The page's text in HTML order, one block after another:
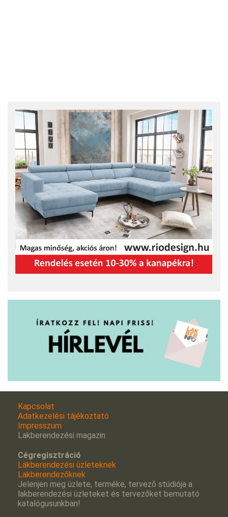
Kapcsolat
Adatkezelési tájékoztató
Impresszum
Lakberendezési magazin
Cégregisztráció
Lakberendezési üzleteknek
Lakberendezőknek
Jelenjen meg üzlete, terméke, tervezõ stúdiója a
lakberendezési üzleteket és tervezőket bemutató
katalógusunkban!